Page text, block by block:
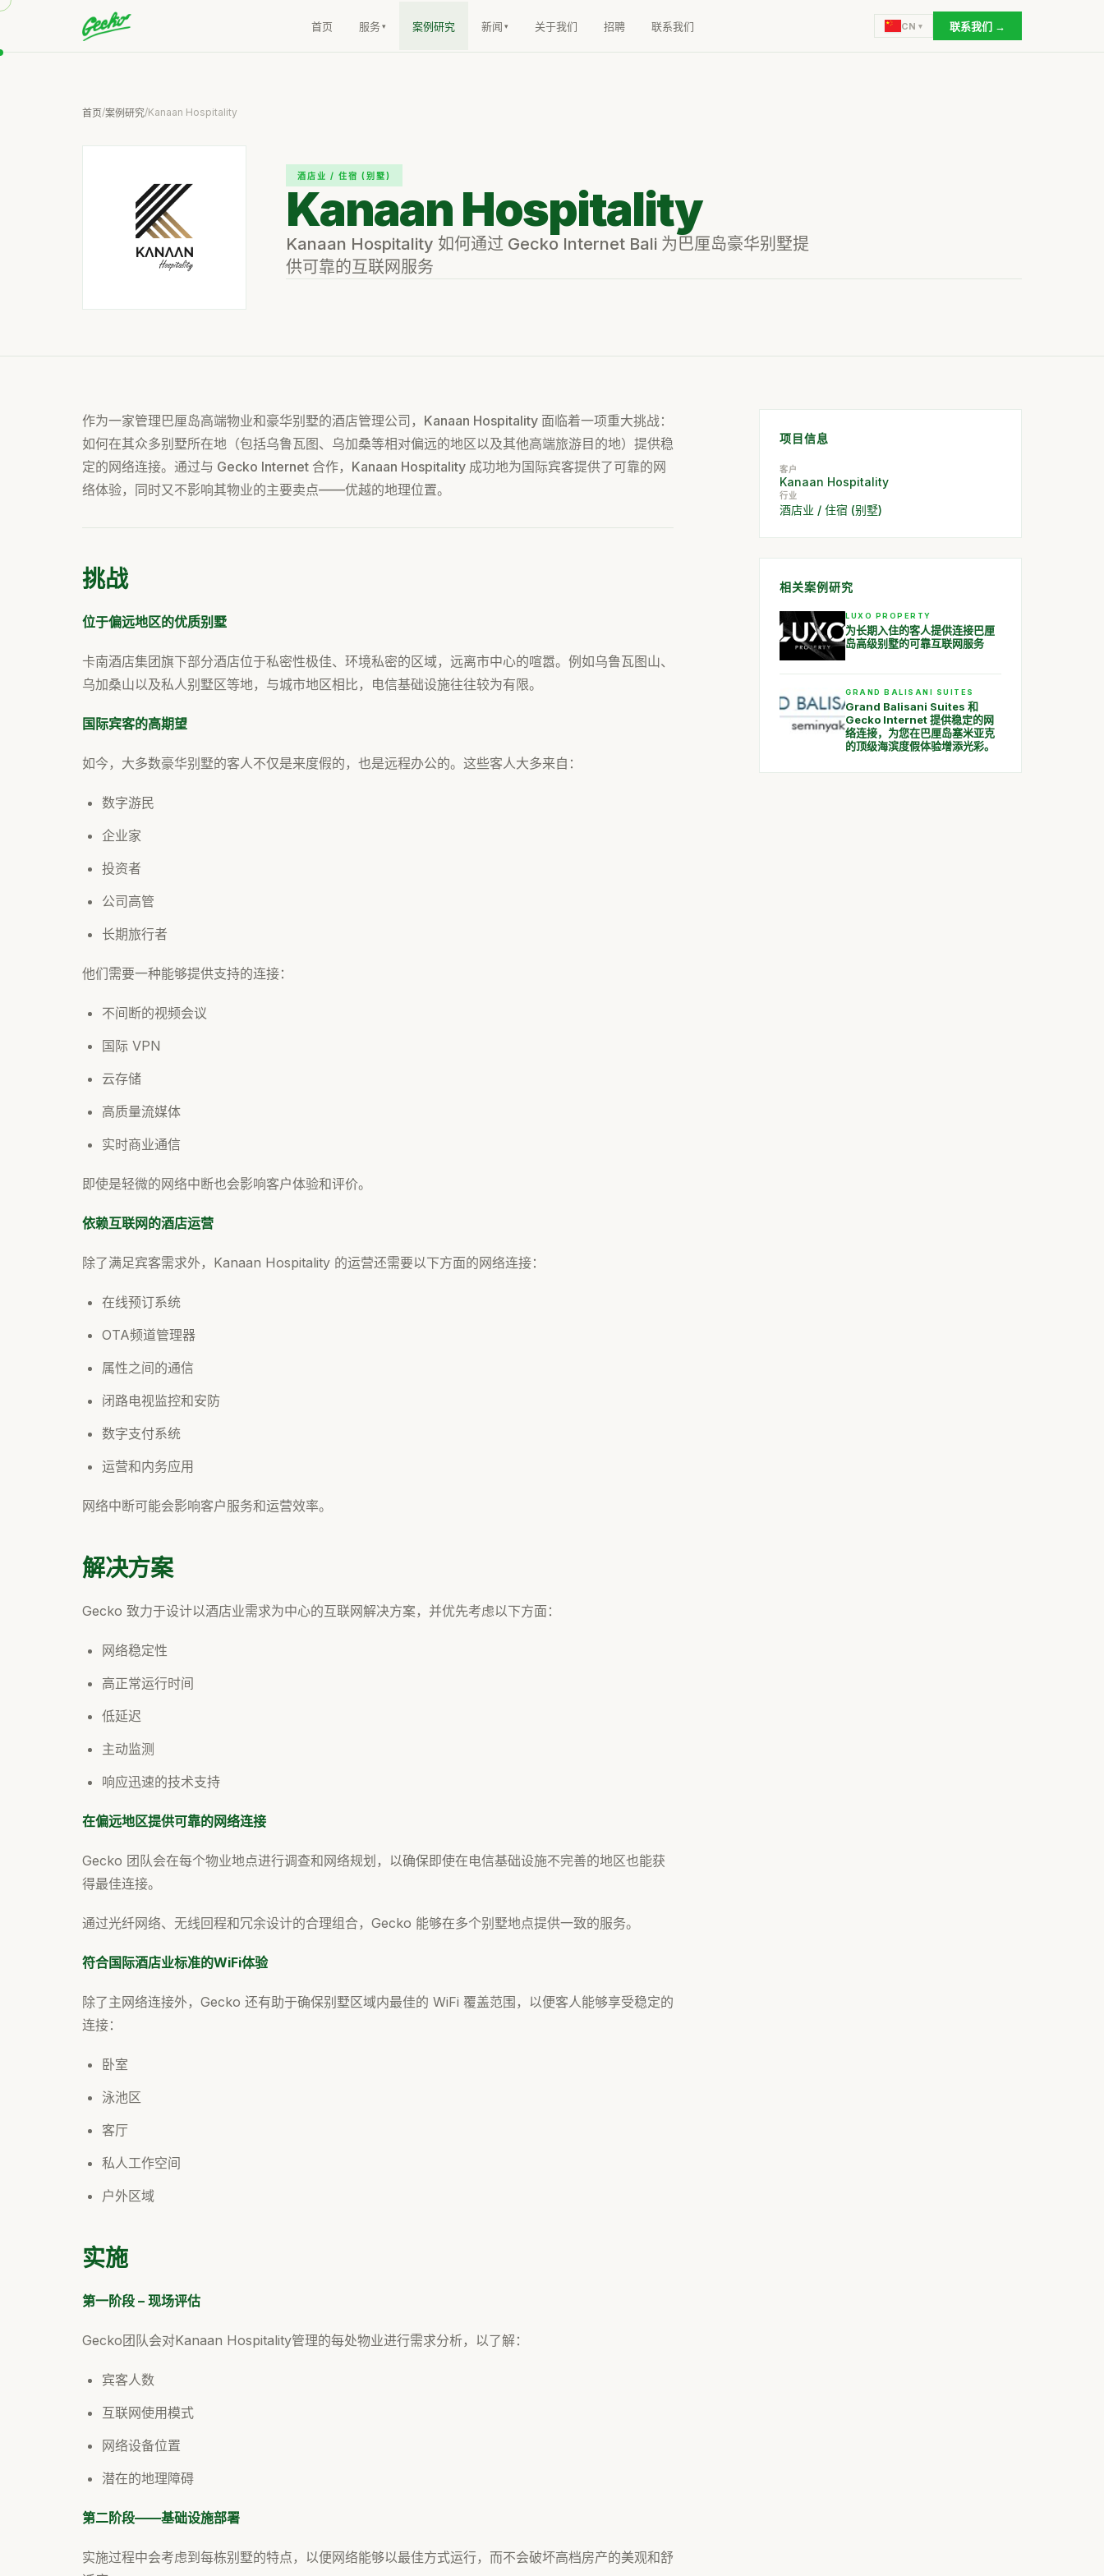
首页 服务 案例研究 新闻 关于我们 招聘 联系我们 CN 联系我们 →
首页/案例研究/Kanaan Hospitality
酒店业 / 住宿 (别墅)
Kanaan Hospitality
Kanaan Hospitality 如何通过 Gecko Internet Bali 为巴厘岛豪华别墅提
供可靠的互联网服务
作为一家管理巴厘岛高端物业和豪华别墅的酒店管理公司，Kanaan Hospitality 面临着一项重大挑战：
如何在其众多别墅所在地（包括乌鲁瓦图、乌加桑等相对偏远的地区以及其他高端旅游目的地）提供稳
定的网络连接。通过与 Gecko Internet 合作，Kanaan Hospitality 成功地为国际宾客提供了可靠的网
络体验，同时又不影响其物业的主要卖点——优越的地理位置。
挑战
位于偏远地区的优质别墅
卡南酒店集团旗下部分酒店位于私密性极佳、环境私密的区域，远离市中心的喧嚣。例如乌鲁瓦图山、
乌加桑山以及私人别墅区等地，与城市地区相比，电信基础设施往往较为有限。
国际宾客的高期望
如今，大多数豪华别墅的客人不仅是来度假的，也是远程办公的。这些客人大多来自：
数字游民
企业家
投资者
公司高管
长期旅行者
他们需要一种能够提供支持的连接：
不间断的视频会议
国际 VPN
云存储
高质量流媒体
实时商业通信
即使是轻微的网络中断也会影响客户体验和评价。
依赖互联网的酒店运营
除了满足宾客需求外，Kanaan Hospitality 的运营还需要以下方面的网络连接：
在线预订系统
OTA频道管理器
属性之间的通信
闭路电视监控和安防
数字支付系统
运营和内务应用
网络中断可能会影响客户服务和运营效率。
解决方案
Gecko 致力于设计以酒店业需求为中心的互联网解决方案，并优先考虑以下方面：
网络稳定性
高正常运行时间
低延迟
主动监测
响应迅速的技术支持
在偏远地区提供可靠的网络连接
Gecko 团队会在每个物业地点进行调查和网络规划，以确保即使在电信基础设施不完善的地区也能获
得最佳连接。
通过光纤网络、无线回程和冗余设计的合理组合，Gecko 能够在多个别墅地点提供一致的服务。
符合国际酒店业标准的WiFi体验
除了主网络连接外，Gecko 还有助于确保别墅区域内最佳的 WiFi 覆盖范围，以便客人能够享受稳定的
连接：
卧室
泳池区
客厅
私人工作空间
户外区域
实施
第一阶段 – 现场评估
Gecko团队会对Kanaan Hospitality管理的每处物业进行需求分析，以了解：
宾客人数
互联网使用模式
网络设备位置
潜在的地理障碍
第二阶段——基础设施部署
实施过程中会考虑到每栋别墅的特点，以便网络能够以最佳方式运行，而不会破坏高档房产的美观和舒
项目信息
客户
Kanaan Hospitality
行业
酒店业 / 住宿 (别墅)
相关案例研究
LUXO PROPERTY
为长期入住的客人提供连接巴厘
岛高级别墅的可靠互联网服务
GRAND BALISANI SUITES
Grand Balisani Suites 和
Gecko Internet 提供稳定的网
络连接，为您在巴厘岛塞米亚克
的顶级海滨度假体验增添光彩。